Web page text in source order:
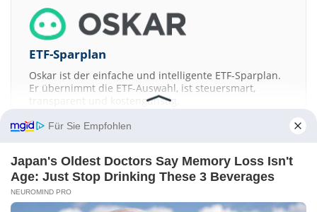
ETF-Sparplan
Oskar ist der einfache und intelligente ETF-Sparplan.
Er übernimmt die ETF-Auswahl, ist steuersmart,
transparent und kostengünstig.
JETZT MEHR ERFAHREN
Für Sie Empfohlen
Japan's Oldest Doctors Say Memory Loss Isn't
Age: Just Stop Drinking These 3 Beverages
NEUROMIND PRO